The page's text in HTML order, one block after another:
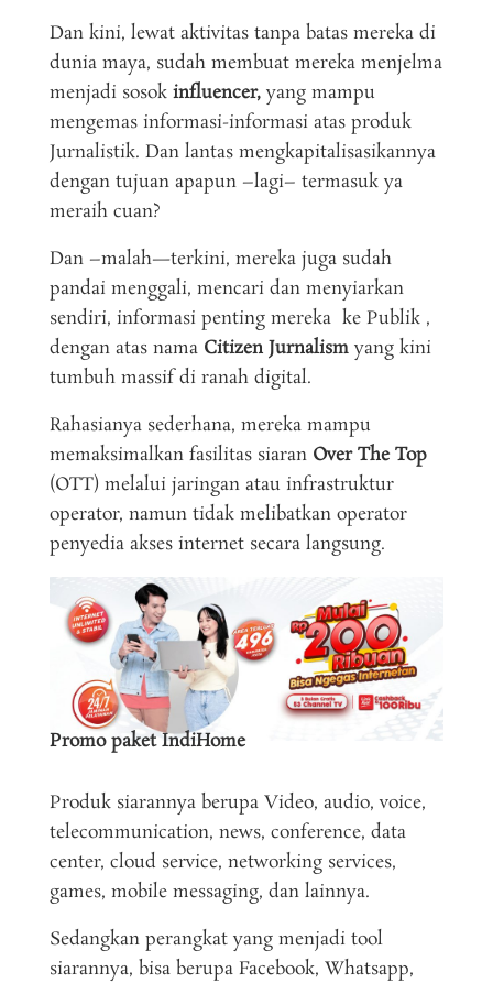
Dan kini, lewat aktivitas tanpa batas mereka di
dunia maya, sudah membuat mereka menjelma
menjadi sosok influencer,yang mampu
mengemas informasi-informasi atas produk
Jurnalistik. Dan lantas mengkapitalisasikannya
dengan tujuan apapun –lagi– termasuk ya
meraih cuan?
Dan –malah—terkini, mereka juga sudah
pandai menggali, mencari dan menyiarkan
sendiri, informasi penting mereka ke Publik ,
dengan atas nama Citizen Jurnalismyang kini
tumbuh massif di ranah digital.
Rahasianya sederhana, mereka mampu
memaksimalkan fasilitas siaran Over The Top
(OTT) melalui jaringan atau infrastruktur
operator, namun tidak melibatkan operator
penyedia akses internet secara langsung.
Promo paket IndiHome
Produk siarannya berupa Video, audio, voice,
telecommunication, news, conference, data
center, cloud service, networking services,
games, mobile messaging, dan lainnya.
Sedangkan perangkat yang menjadi tool
siarannya, bisa berupa Facebook, Whatsapp,